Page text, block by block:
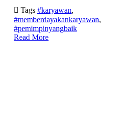
 Tags #karyawan,
#memberdayakankaryawan,
#pemimpinyangbaik
Read More